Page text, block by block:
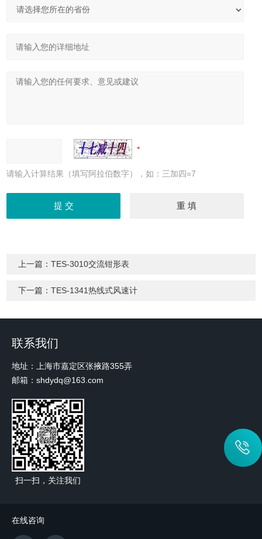
请输入计算结果（填写阿拉伯数字），如：三加四=7
上一篇：TES-3010交流钳形表
下一篇：TES-1341热线式风速计
联系我们
地址：上海市嘉定区张掖路355弄
邮箱：shdydq@163.com
扫一扫，关注我们
在线咨询